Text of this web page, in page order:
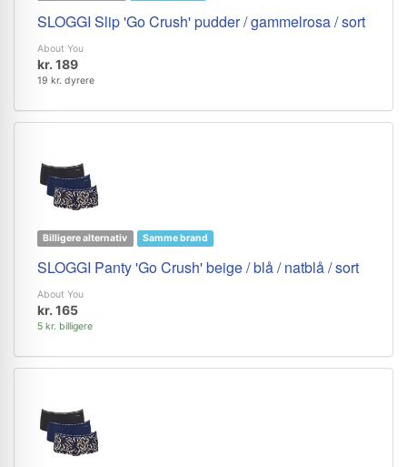
SLOGGI Slip 'Go Crush' pudder / gammelrosa / sort
About You
kr. 189
19 kr. dyrere
Billigere alternativ Samme brand
SLOGGI Panty 'Go Crush' beige / blå / natblå / sort
About You
kr. 165
5 kr. billigere